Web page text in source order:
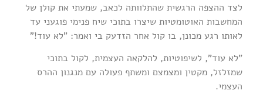
לצד ההצפה הרגשית שהתלוותה לכאב, שמעתי את קולן של
המחשבות האוטומטיות שיצרו בתוכי שיח פנימי פוגעני עד
לאותו רגע מכונן, בו קול אחר הזדעק בי ואמר: "לא עוד!"
"לא עוד", לשיפוטיות, להלקאה העצמית, לקול בתוכי
שמזלזל, מקטין ומצמצם ומשתף פעולה עם מנגנון ההרס
העצמי.